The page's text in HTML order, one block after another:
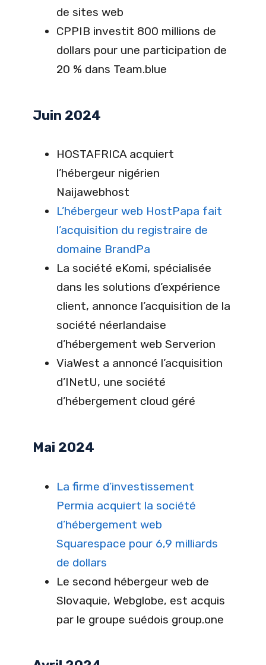
de sites web
CPPIB investit 800 millions de
dollars pour une participation de
20 % dans Team.blue
Juin 2024
HOSTAFRICA acquiert
l’hébergeur nigérien
Naijawebhost
L’hébergeur web HostPapa fait
l’acquisition du registraire de
domaine BrandPa
La société eKomi, spécialisée
dans les solutions d’expérience
client, annonce l’acquisition de la
société néerlandaise
d’hébergement web Serverion
ViaWest a annoncé l’acquisition
d’INetU, une société
d’hébergement cloud géré
Mai 2024
La firme d’investissement
Permia acquiert la société
d’hébergement web
Squarespace pour 6,9 milliards
de dollars
Le second hébergeur web de
Slovaquie, Webglobe, est acquis
par le groupe suédois group.one